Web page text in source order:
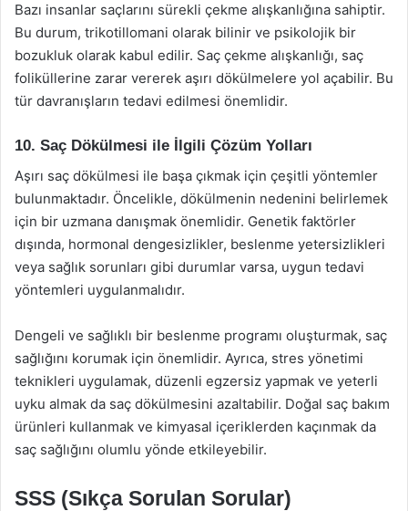
Bazı insanlar saçlarını sürekli çekme alışkanlığına sahiptir.
Bu durum, trikotillomani olarak bilinir ve psikolojik bir
bozukluk olarak kabul edilir. Saç çekme alışkanlığı, saç
foliküllerine zarar vererek aşırı dökülmelere yol açabilir. Bu
tür davranışların tedavi edilmesi önemlidir.
10. Saç Dökülmesi ile İlgili Çözüm Yolları
Aşırı saç dökülmesi ile başa çıkmak için çeşitli yöntemler
bulunmaktadır. Öncelikle, dökülmenin nedenini belirlemek
için bir uzmana danışmak önemlidir. Genetik faktörler
dışında, hormonal dengesizlikler, beslenme yetersizlikleri
veya sağlık sorunları gibi durumlar varsa, uygun tedavi
yöntemleri uygulanmalıdır.
Dengeli ve sağlıklı bir beslenme programı oluşturmak, saç
sağlığını korumak için önemlidir. Ayrıca, stres yönetimi
teknikleri uygulamak, düzenli egzersiz yapmak ve yeterli
uyku almak da saç dökülmesini azaltabilir. Doğal saç bakım
ürünleri kullanmak ve kimyasal içeriklerden kaçınmak da
saç sağlığını olumlu yönde etkileyebilir.
SSS (Sıkça Sorulan Sorular)